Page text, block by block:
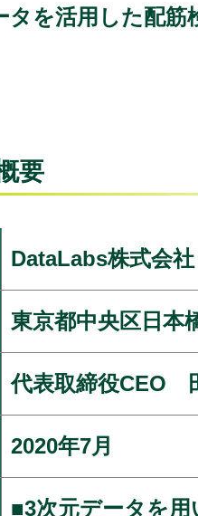
タを活用した配筋
要
DataLabs株式会社
東京都中央区日本
代表取締役CEO
2020年7月
■3次元データを